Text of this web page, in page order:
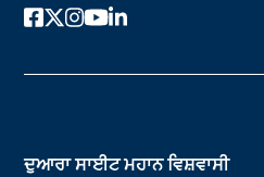
ਫੇਸਬੁੱਕ
ਟਵਿੱਟਰ-ਐਕਸ
instagram
youtube
ਲਿੰਕਡਇਨ
ਦੁਆਰਾ ਸਾਈਟਮਹਾਨ ਵਿਸ਼ਵਾਸੀ